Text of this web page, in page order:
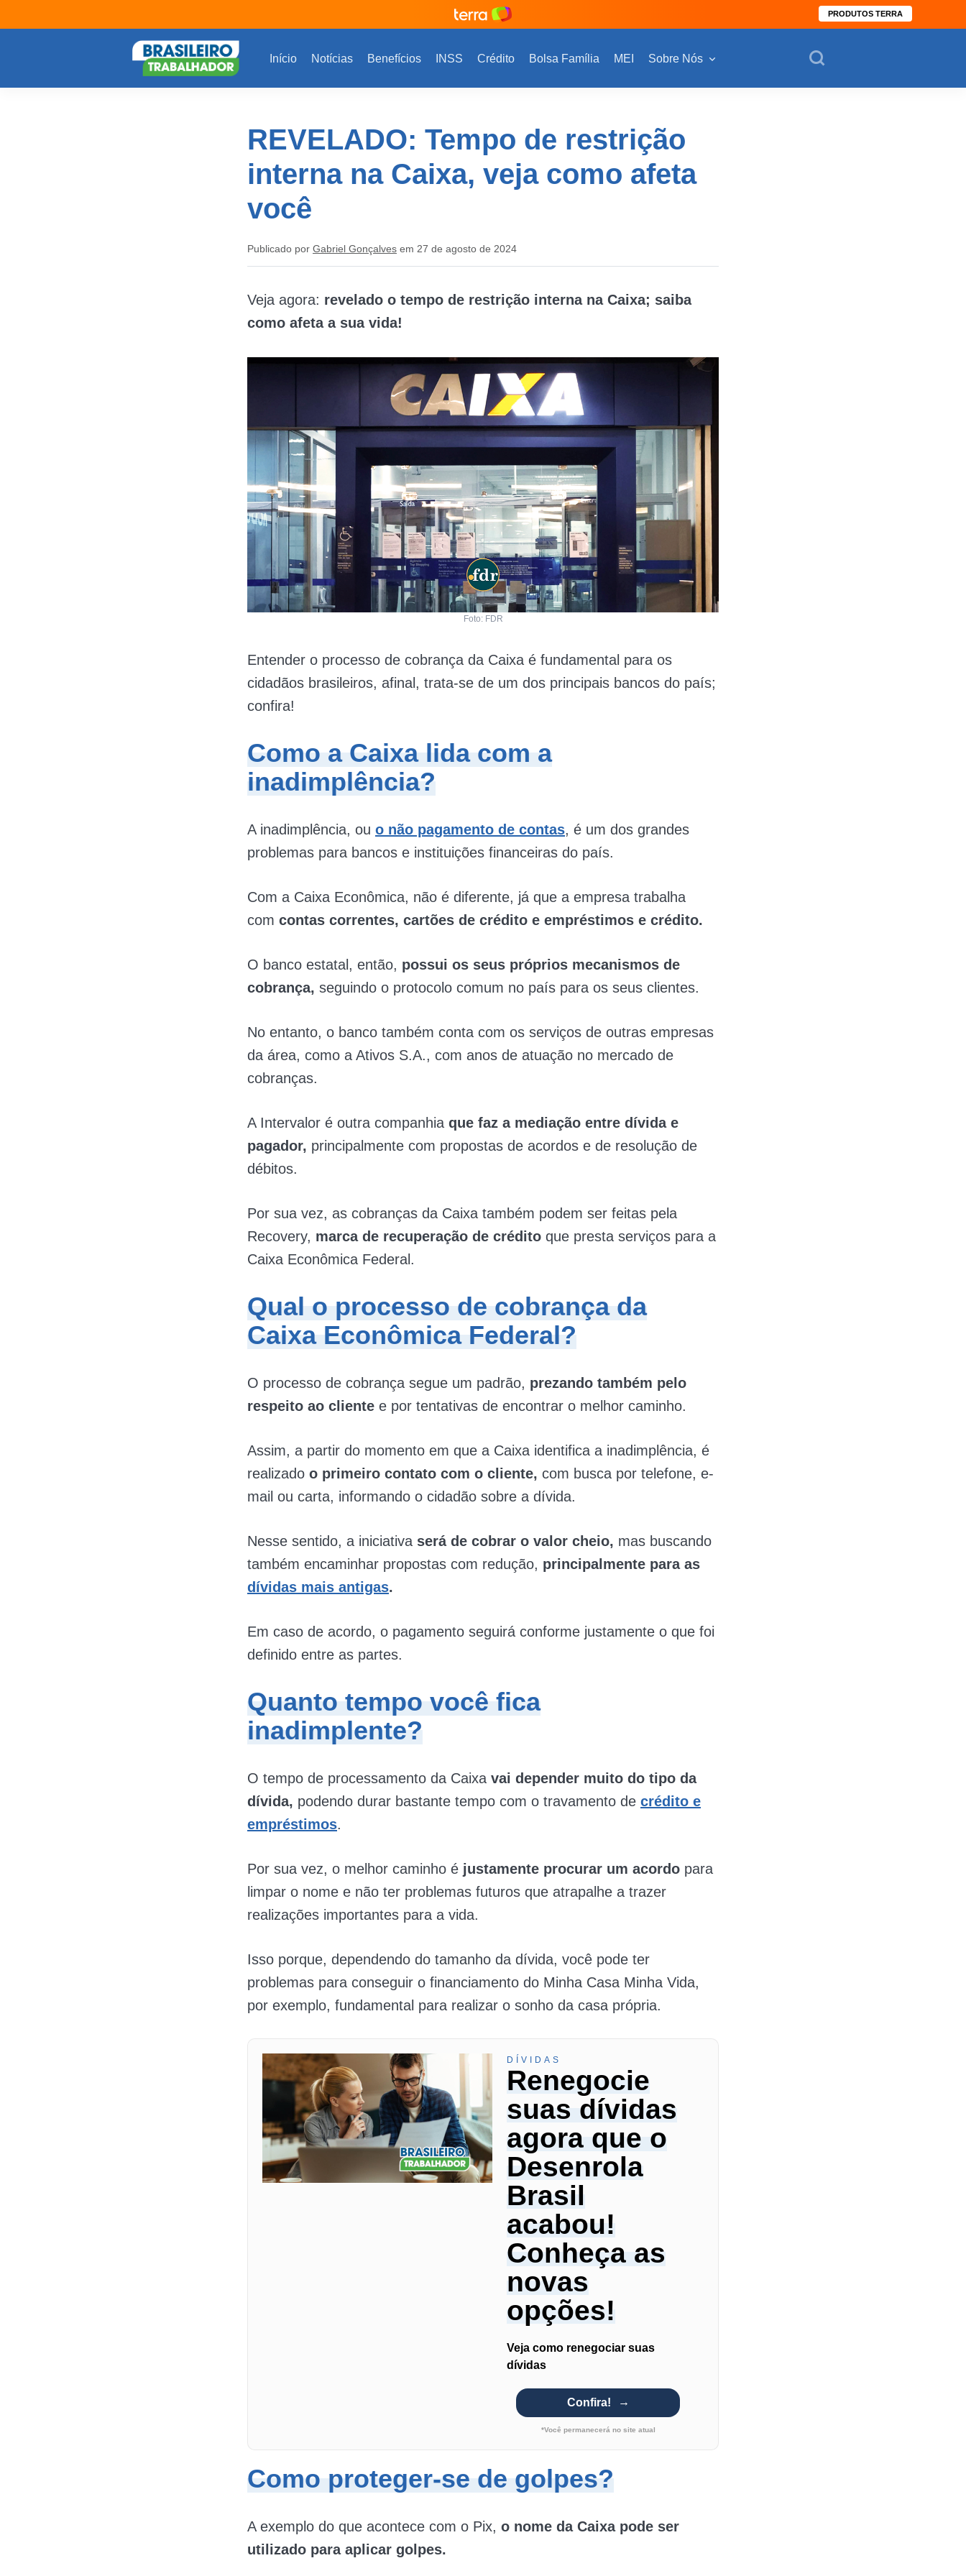
PRODUTOS TERRA
Início Notícias Benefícios INSS Crédito Bolsa Família MEI Sobre Nós
REVELADO: Tempo de restrição
interna na Caixa, veja como afeta
você
Publicado por Gabriel Gonçalves em 27 de agosto de 2024
Veja agora: revelado o tempo de restrição interna na Caixa; saiba
como afeta a sua vida!
Foto: FDR
Entender o processo de cobrança da Caixa é fundamental para os
cidadãos brasileiros, afinal, trata-se de um dos principais bancos do país;
confira!
Como a Caixa lida com a
inadimplência?
A inadimplência, ou o não pagamento de contas, é um dos grandes
problemas para bancos e instituições financeiras do país.
Com a Caixa Econômica, não é diferente, já que a empresa trabalha
com contas correntes, cartões de crédito e empréstimos e crédito.
O banco estatal, então, possui os seus próprios mecanismos de
cobrança, seguindo o protocolo comum no país para os seus clientes.
No entanto, o banco também conta com os serviços de outras empresas
da área, como a Ativos S.A., com anos de atuação no mercado de
cobranças.
A Intervalor é outra companhia que faz a mediação entre dívida e
pagador, principalmente com propostas de acordos e de resolução de
débitos.
Por sua vez, as cobranças da Caixa também podem ser feitas pela
Recovery, marca de recuperação de crédito que presta serviços para a
Caixa Econômica Federal.
Qual o processo de cobrança da
Caixa Econômica Federal?
O processo de cobrança segue um padrão, prezando também pelo
respeito ao cliente e por tentativas de encontrar o melhor caminho.
Assim, a partir do momento em que a Caixa identifica a inadimplência, é
realizado o primeiro contato com o cliente, com busca por telefone, e-
mail ou carta, informando o cidadão sobre a dívida.
Nesse sentido, a iniciativa será de cobrar o valor cheio, mas buscando
também encaminhar propostas com redução, principalmente para as
dívidas mais antigas.
Em caso de acordo, o pagamento seguirá conforme justamente o que foi
definido entre as partes.
Quanto tempo você fica
inadimplente?
O tempo de processamento da Caixa vai depender muito do tipo da
dívida, podendo durar bastante tempo com o travamento de crédito e
empréstimos.
Por sua vez, o melhor caminho é justamente procurar um acordo para
limpar o nome e não ter problemas futuros que atrapalhe a trazer
realizações importantes para a vida.
Isso porque, dependendo do tamanho da dívida, você pode ter
problemas para conseguir o financiamento do Minha Casa Minha Vida,
por exemplo, fundamental para realizar o sonho da casa própria.
DÍVIDAS
Renegocie
suas dívidas
agora que o
Desenrola
Brasil
acabou!
Conheça as
novas
opções!
Veja como renegociar suas
dívidas
Confira!
*Você permanecerá no site atual
Como proteger-se de golpes?
A exemplo do que acontece com o Pix, o nome da Caixa pode ser
utilizado para aplicar golpes.